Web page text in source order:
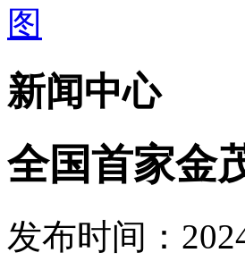
新闻中心
全国首家金
发布时间：